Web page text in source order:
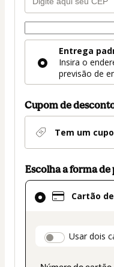
Forma
entrega
Entrega
Insira o
previsão de
Cupom de
Tem um
Escolha a forma
Cartão
Usar dois
Cartão
de
como